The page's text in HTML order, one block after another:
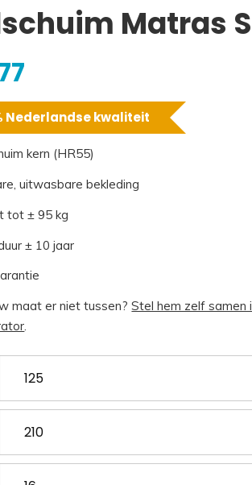
Matras
Nederlandse kwaliteit
kern (HR55)
uitwasbare bekleding
tot ± 95 kg
± 10 jaar
maat er niet tussen?Stel hem zelf samen
.